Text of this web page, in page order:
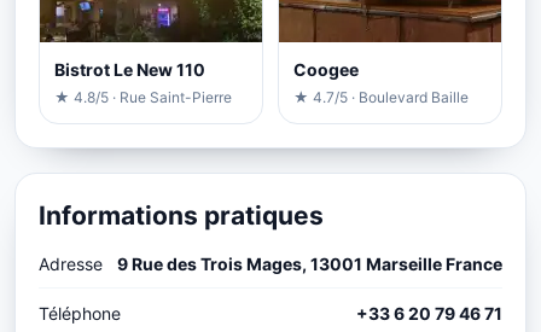
Bistrot Le New 110
★ 4.8/5 · Rue Saint-Pierre
Coogee
★ 4.7/5 · Boulevard Baille
Informations pratiques
Adresse 9 Rue des Trois Mages, 13001 Marseille France
Téléphone +33 6 20 79 46 71